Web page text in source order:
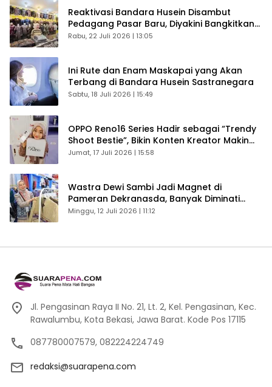
Reaktivasi Bandara Husein Disambut
Pedagang Pasar Baru, Diyakini Bangkitkan
Kembali Ekonomi Bandung
Rabu, 22 Juli 2026 | 13:05
Ini Rute dan Enam Maskapai yang Akan
Terbang di Bandara Husein Sastranegara
Sabtu, 18 Juli 2026 | 15:49
OPPO Reno16 Series Hadir sebagai “Trendy
Shoot Bestie”, Bikin Konten Kreator Makin
Betah
Jumat, 17 Juli 2026 | 15:58
Wastra Dewi Sambi Jadi Magnet di
Pameran Dekranasda, Banyak Diminati
Pengunjung
Minggu, 12 Juli 2026 | 11:12
Jl. Pengasinan Raya II No. 21, Lt. 2, Kel. Pengasinan, Kec.
Rawalumbu, Kota Bekasi, Jawa Barat. Kode Pos 17115
087780007579, 082224224749
redaksi@suarapena.com